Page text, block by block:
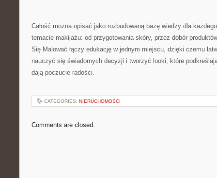
Całość można opisać jako rozbudowaną bazę wiedzy dla
temacie makijażu: od przygotowania skóry, przez dobór
Się Malować łączy edukację w jednym miejscu, dzięki czemu
nauczyć się świadomych decyzji i tworzyć looki, które
dają poczucie radości.
CATEGORIES: NIERUCHOMOŚCI
Comments are closed.